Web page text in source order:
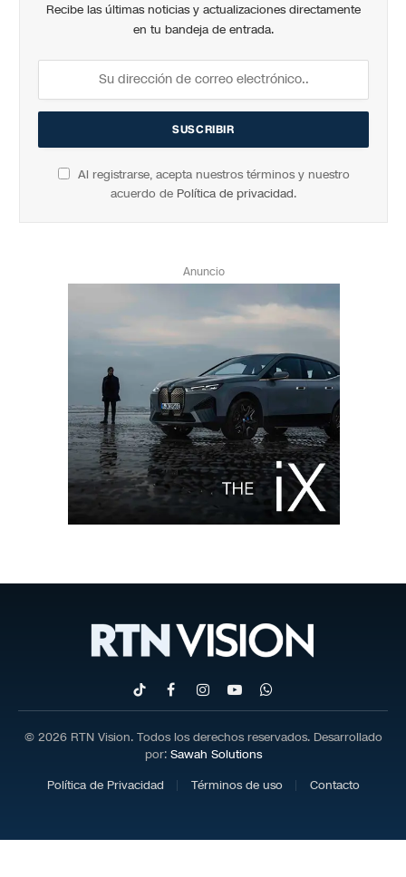
Recibe las últimas noticias y actualizaciones directamente
en tu bandeja de entrada.
Al registrarse, acepta nuestros términos y nuestro
acuerdo de Política de privacidad.
Anuncio
TikTokFacebookInstagram
YouTubeWhatsApp
© 2026 RTN Vision. Todos los derechos reservados. Desarrollado
por: Sawah Solutions
Política de Privacidad
Términos de uso Contacto